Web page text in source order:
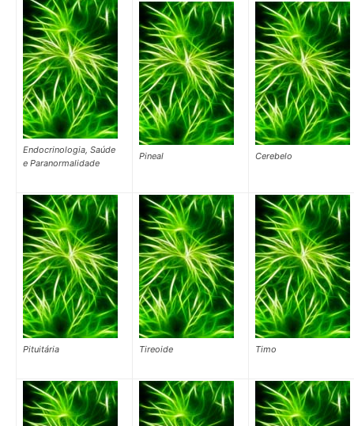
Endocrinologia, Saúde
e Paranormalidade
Pineal Cerebelo
Pituitária Tireoide Timo